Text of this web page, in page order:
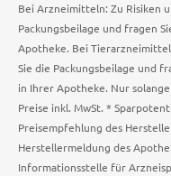
Bei Arzneimitteln: Zu Risiken
Packungsbeilage und fragen
Apotheke. Bei
Sie die Packungsbeilage und
in Ihrer Apotheke. Nur
Preise inkl. MwSt. *
Preisempfehlung des
Herstellermeldung des
Informationsstelle für